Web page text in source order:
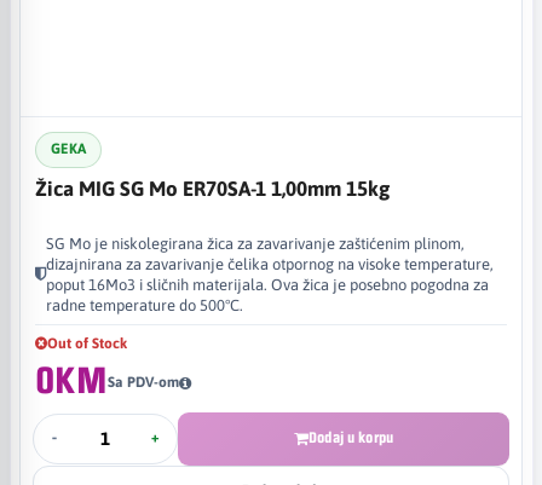
GEKA
Žica MIG SG Mo ER70SA-1 1,00mm 15kg
SG Mo je niskolegirana žica za zavarivanje zaštićenim plinom,
dizajnirana za zavarivanje čelika otpornog na visoke temperature,
poput 16Mo3 i sličnih materijala. Ova žica je posebno pogodna za
radne temperature do 500°C.
Out of Stock
0KMSa PDV-om
- + Dodaj u korpu